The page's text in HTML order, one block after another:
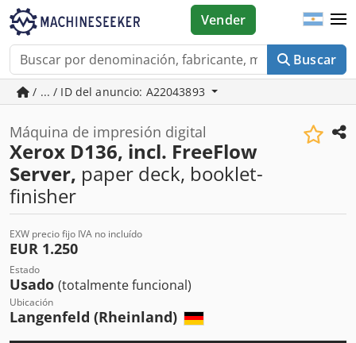
Buscar
Vender
/ ... / ID del anuncio: A22043893
Máquina de impresión digital
Xerox D136, incl. FreeFlow
Server, paper deck, booklet-
finisher
EXW precio fijo IVA no incluído
EUR 1.250
Estado
Usado (totalmente funcional)
Ubicación
Langenfeld (Rheinland)